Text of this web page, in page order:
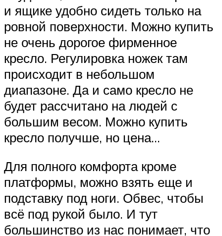
и ящике удобно сидеть только на
ровной поверхности. Можно купить
не очень дорогое фирменное
кресло. Регулировка ножек там
происходит в небольшом
диапазоне. Да и само кресло не
будет рассчитано на людей с
большим весом. Можно купить
кресло получше, но цена…
Для полного комфорта кроме
платформы, можно взять еще и
подставку под ноги. Обвес, чтобы
всё под рукой было. И тут
большинство из нас понимает, что